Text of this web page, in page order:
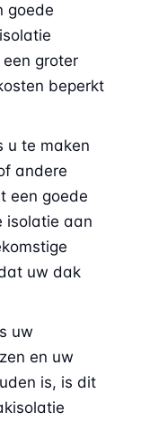
goede
groter
beperkt
u te maken
andere
een goede
isolatie aan
uw dak
uw
en uw
is, is dit